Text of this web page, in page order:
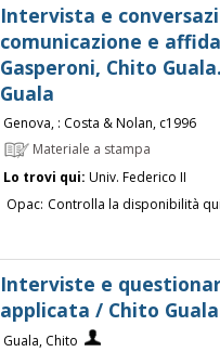
Intervista e
comunicazione e
Gasperoni, Chito
Guala
Genova, : Costa & Nolan, c1996
Materiale a stampa
Lo trovi qui: Univ. Federico II
Opac: Controlla la disponibilità
Interviste e
applicata / Chito Guala
Guala, Chito